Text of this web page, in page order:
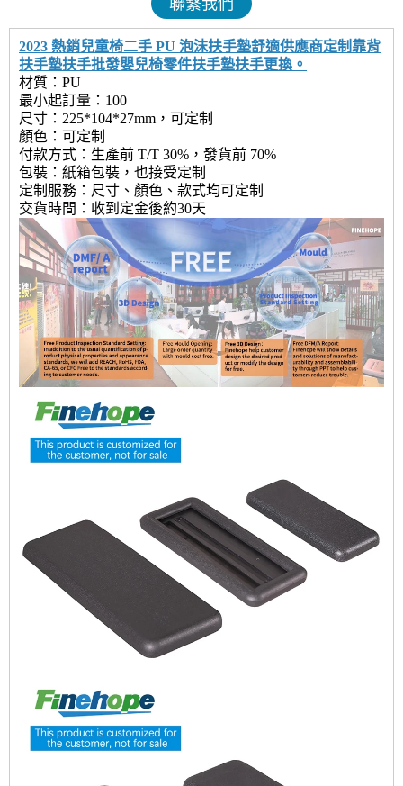
聯繫我們
2023 熱銷兒童椅二手 PU 泡沫扶手墊舒適供應商定制靠背
扶手墊扶手批發嬰兒椅零件扶手墊扶手更換。
材質：PU
最小起訂量：100
尺寸：225*104*27mm，可定制
顏色：可定制
付款方式：生產前 T/T 30%，發貨前 70%
包裝：紙箱包裝，也接受定制
定制服務：尺寸、顏色、款式均可定制
交貨時間：收到定金後約30天